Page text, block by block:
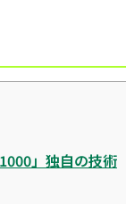
」独自の技術